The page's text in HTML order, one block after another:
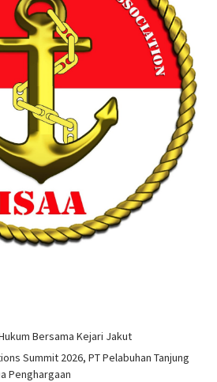
Bersama Kejari Jakut
Summit 2026, PT Pelabuhan Tanjung
Penghargaan